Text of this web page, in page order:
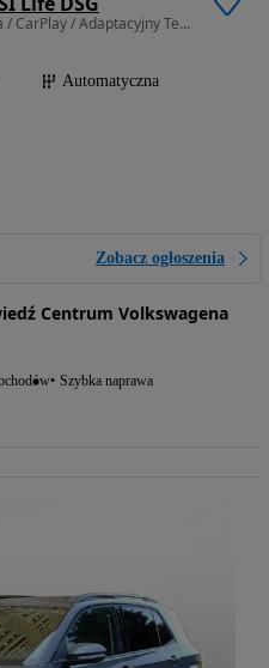
999 cm3 • 115 KM • Kamera Cofania / CarPlay / Adaptacyjny Tempomat / Koło Zapasowe
Automatyczna
Zobacz ogłoszenia
Centrum Volkswagena
Szybka naprawa